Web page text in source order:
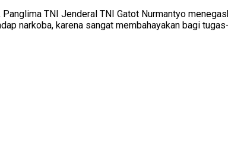
TNI Jenderal TNI Gatot Nurmantyo
narkoba, karena sangat membahayakan bagi